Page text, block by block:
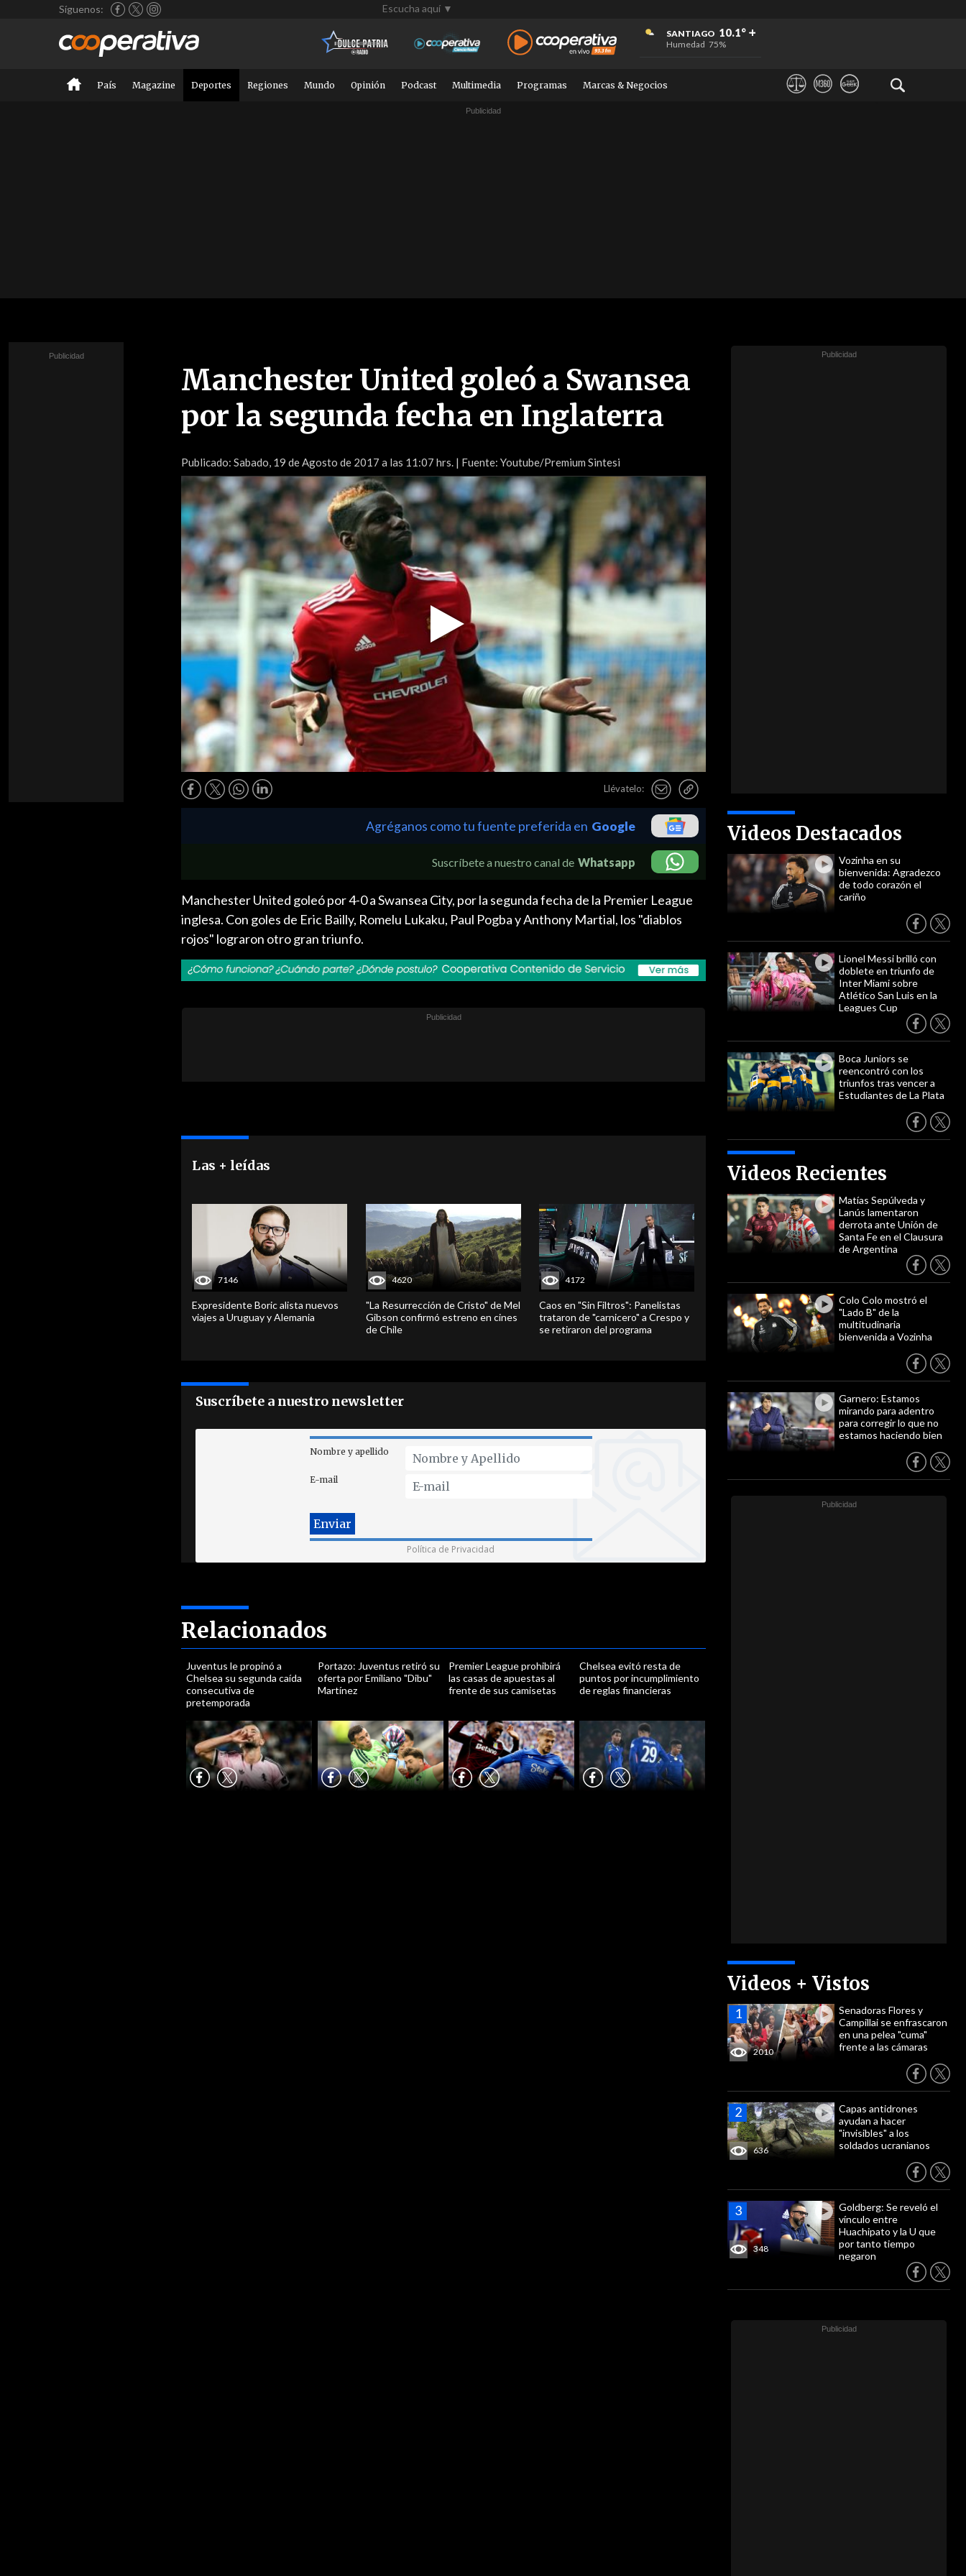
Síguenos: Escucha aquí ▼
SANTIAGO 10.1°
Humedad 75%
+
+
+
País Magazine Deportes Regiones Mundo Opinión Podcast Multimedia Programas Marcas & Negocios
Manchester United goleó a Swansea
por la segunda fecha en Inglaterra
Publicado: Sabado, 19 de Agosto de 2017 a las 11:07 hrs. | Fuente: Youtube/Premium Sintesi
Play
Video
Llévatelo:
Videos Destacados
Vozinha en su
bienvenida: Agradezco
de todo corazón el
cariño
Lionel Messi brilló con
doblete en triunfo de
Inter Miami sobre
Atlético San Luis en la
Leagues Cup
Boca Juniors se
reencontró con los
triunfos tras vencer a
Estudiantes de La Plata
Videos Recientes
Matías Sepúlveda y
Lanús lamentaron
derrota ante Unión de
Santa Fe en el Clausura
de Argentina
Colo Colo mostró el
"Lado B" de la
multitudinaria
bienvenida a Vozinha
Garnero: Estamos
mirando para adentro
para corregir lo que no
estamos haciendo bien
Videos + Vistos
2010
Senadoras Flores y
Campillai se enfrascaron
en una pelea "cuma"
frente a las cámaras
636
Capas antidrones
ayudan a hacer
"invisibles" a los
soldados ucranianos
348
Goldberg: Se reveló el
vínculo entre
Huachipato y la U que
por tanto tiempo
negaron
Agréganos como tu fuente preferida en Google
Suscríbete a nuestro canal de Whatsapp
Manchester United goleó por 4-0 a Swansea City, por la segunda fecha de la Premier League
inglesa. Con goles de Eric Bailly, Romelu Lukaku, Paul Pogba y Anthony Martial, los "diablos
rojos" lograron otro gran triunfo.
Las + leídas
7146
Expresidente Boric alista nuevos
viajes a Uruguay y Alemania
4620
"La Resurrección de Cristo" de Mel
Gibson confirmó estreno en cines
de Chile
4172
Caos en "Sin Filtros": Panelistas
trataron de "carnicero" a Crespo y
se retiraron del programa
Suscríbete a nuestro newsletter
Nombre y apellido
E-mail
Política de Privacidad
Relacionados
Juventus le propinó a
Chelsea su segunda caída
consecutiva de
pretemporada
Portazo: Juventus retiró su
oferta por Emiliano "Dibu"
Martínez
Premier League prohibirá
las casas de apuestas al
frente de sus camisetas
Chelsea evitó resta de
puntos por incumplimiento
de reglas financieras